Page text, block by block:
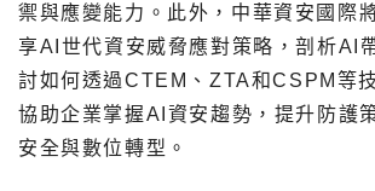
禦與應變能力。此外，中華資安國際
享AI世代資安威脅應對策略，剖析AI
討如何透過CTEM、ZTA和CSPM等
協助企業掌握AI資安趨勢，提升防護
安全與數位轉型。